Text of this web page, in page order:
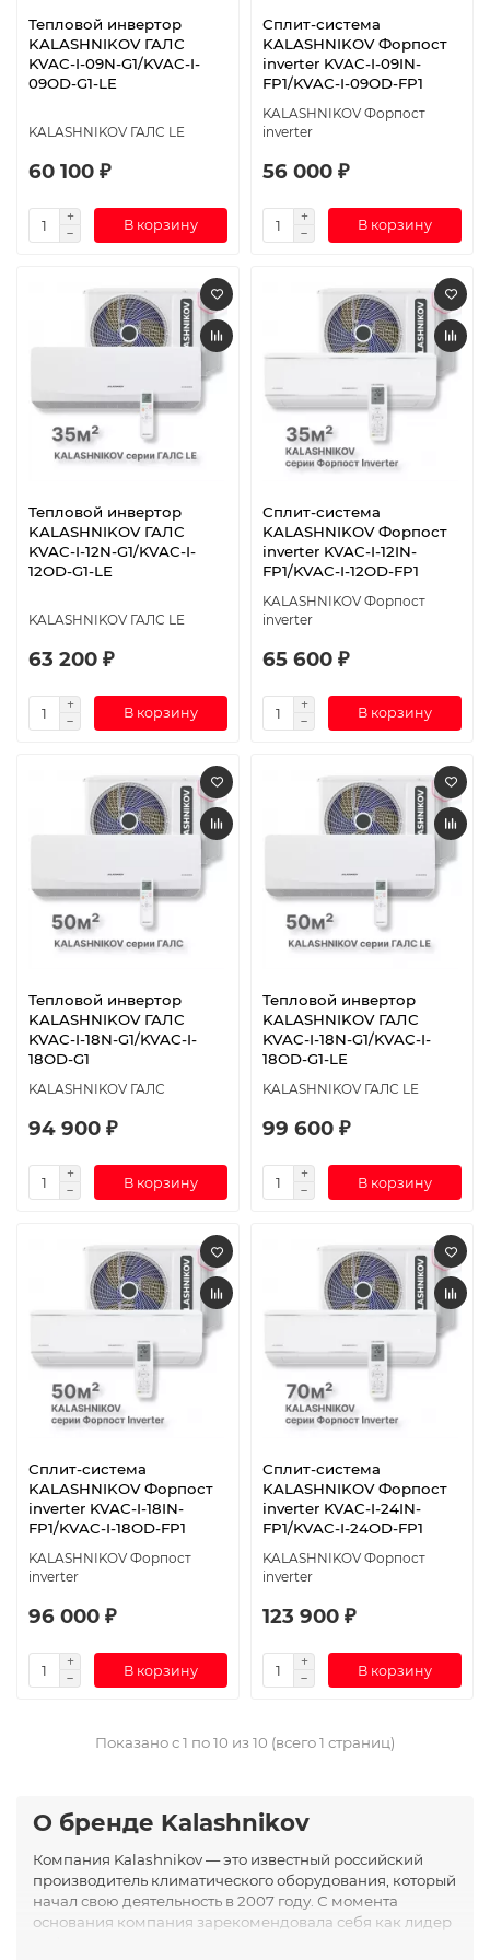
Тепловой инвертор
KALASHNIKOV ГАЛС
KVAC-I-09N-G1/KVAC-I-
09OD-G1-LE
KALASHNIKOV ГАЛС LE
60 100 ₽
В корзину
Сплит-система
KALASHNIKOV Форпост
inverter KVAC-I-09IN-
FP1/KVAC-I-09OD-FP1
KALASHNIKOV Форпост
inverter
56 000 ₽
В корзину
Тепловой инвертор
KALASHNIKOV ГАЛС
KVAC-I-12N-G1/KVAC-I-
12OD-G1-LE
KALASHNIKOV ГАЛС LE
63 200 ₽
В корзину
Сплит-система
KALASHNIKOV Форпост
inverter KVAC-I-12IN-
FP1/KVAC-I-12OD-FP1
KALASHNIKOV Форпост
inverter
65 600 ₽
В корзину
Тепловой инвертор
KALASHNIKOV ГАЛС
KVAC-I-18N-G1/KVAC-I-
18OD-G1
KALASHNIKOV ГАЛС
94 900 ₽
В корзину
Тепловой инвертор
KALASHNIKOV ГАЛС
KVAC-I-18N-G1/KVAC-I-
18OD-G1-LE
KALASHNIKOV ГАЛС LE
99 600 ₽
В корзину
Сплит-система
KALASHNIKOV Форпост
inverter KVAC-I-18IN-
FP1/KVAC-I-18OD-FP1
KALASHNIKOV Форпост
inverter
96 000 ₽
В корзину
Сплит-система
KALASHNIKOV Форпост
inverter KVAC-I-24IN-
FP1/KVAC-I-24OD-FP1
KALASHNIKOV Форпост
inverter
123 900 ₽
В корзину
Показано с 1 по 10 из 10 (всего 1 страниц)
О бренде Kalashnikov
Компания Kalashnikov — это известный российский
производитель климатического оборудования, который
начал свою деятельность в 2007 году. С момента
основания компания зарекомендовала себя как лидер